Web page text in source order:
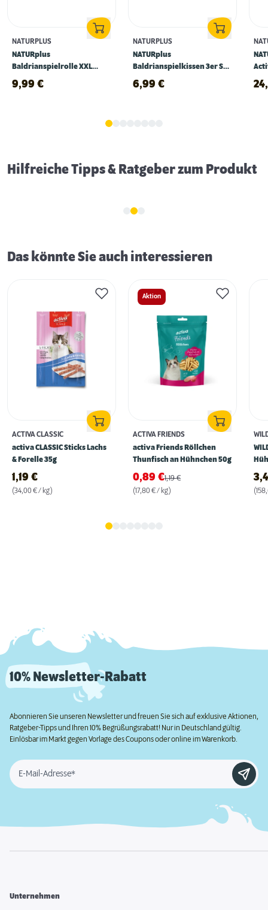
NATURPLUS
NATURplus
Baldrianspielrolle XXL
hellgrün XXL
9,99 €
NATURPLUS
NATURplus
Baldrianspielkissen 3er Set
beige, blau, grün
6,99 €
cm
Hilfreiche Tipps & Ratgeber zum Produkt
Das könnte Sie auch interessieren
ACTIVA CLASSIC
activa CLASSIC Sticks Lachs
& Forelle 35g
1,19 €
(34,00 € / kg)
Aktion
ACTIVA FRIENDS
activa Friends Röllchen
Thunfisch an Hühnchen 50g
0,89 €1,19€
(17,80 € / kg)
10% Newsletter-Rabatt
Abonnieren Sie unseren Newsletter und freuen Sie sich auf exklusive Aktionen,
Ratgeber-Tipps und Ihren 10% Begrüßungsrabatt! Nur in Deutschland gültig.
Einlösbar im Markt gegen Vorlage des Coupons oder online im Warenkorb.
E-Mail-Adresse*
Unternehmen